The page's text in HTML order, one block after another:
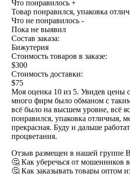
Что понравилось +
Товар понравился, упаковка
Что не понравилось -
Пока не выявил
Состав заказа:
Бижутерия
Стоимость товаров в заказе:
$300
Стоимость доставки:
$75
Моя оценка 10 из 5. Увидев цены
много фирм было обманом с
всё было на высшем уровне, всё
понравился, упаковка отличная,
прекрасная. Буду и дальше
процветания.
Отзыв размещен в нашей группе
🤔 Как уберечься от мошенников
🤔 Как заказывать товары оптом